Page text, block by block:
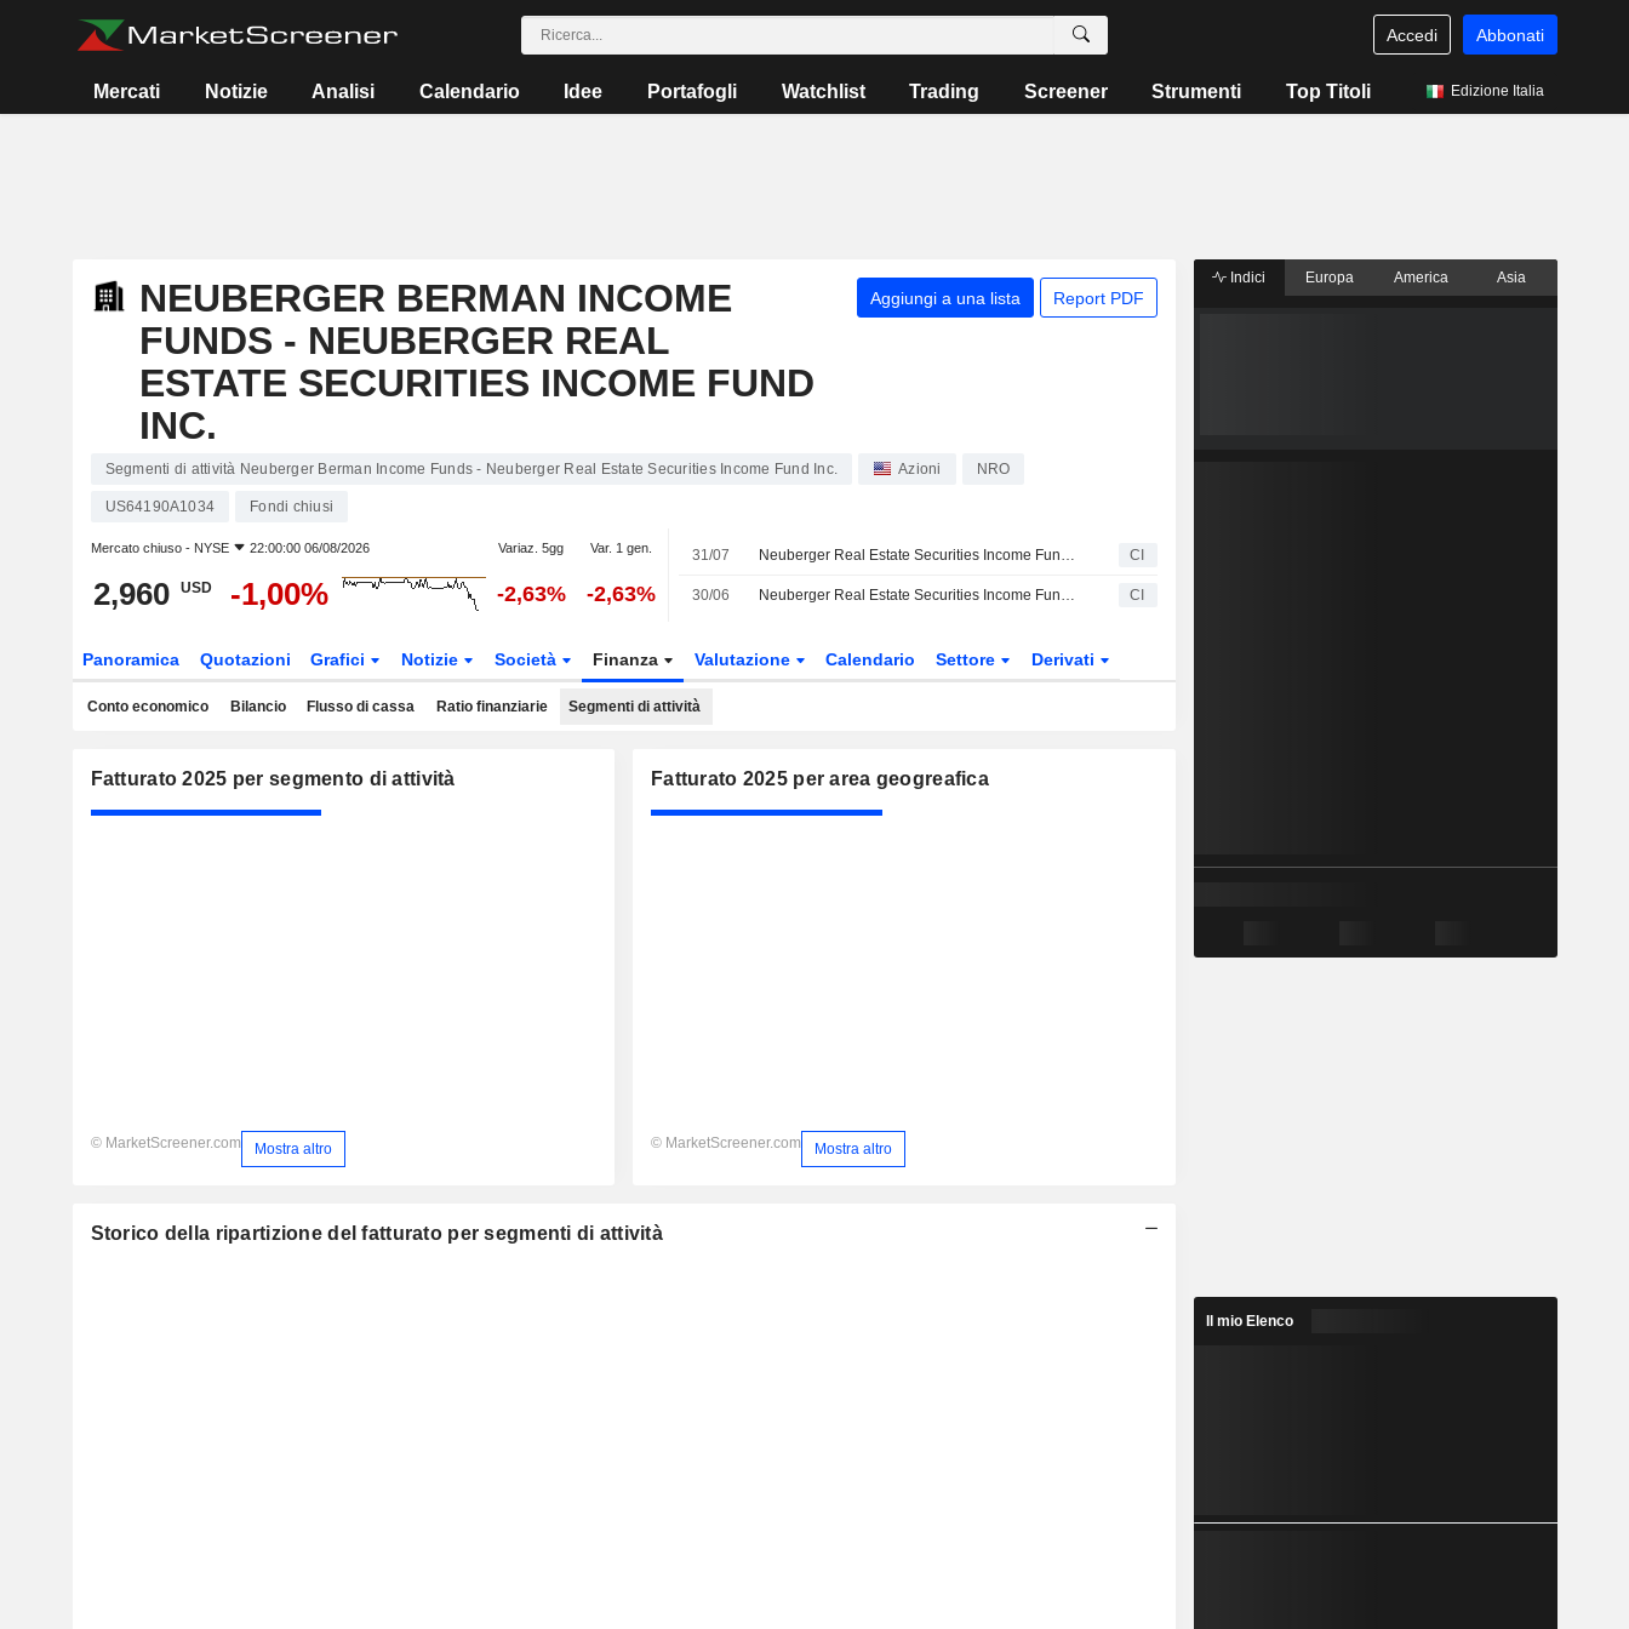
Accedi Abbonati
Mercati Notizie Analisi Calendario Idee Portafogli Watchlist Trading Screener Strumenti Top Titoli Edizione Italia
NEUBERGER BERMAN INCOME
FUNDS - NEUBERGER REAL
ESTATE SECURITIES INCOME FUND
INC.
Aggiungi a una lista Report PDF
Segmenti di attività Neuberger Berman Income Funds - Neuberger Real Estate Securities Income Fund Inc. Azioni NRO
US64190A1034 Fondi chiusi
Mercato chiuso - NYSE 22:00:00 06/08/2026 Variaz. 5gg Var. 1 gen.
2,960 USD -1,00% -2,63% -2,63%
31/07 Neuberger Real Estate Securities Income Fund annuncia la distribuzione mensile, in pagamento il 31 agosto 2026 CI
30/06 Neuberger Real Estate Securities Income Fund annuncia il dividendo mensile, in pagamento il 31 luglio 2026 CI
Panoramica Quotazioni Grafici Notizie Società Finanza Valutazione Calendario Settore Derivati
Conto economico Bilancio Flusso di cassa Ratio finanziarie Segmenti di attività
Fatturato 2025 per segmento di attività
© MarketScreener.com Mostra altro
Fatturato 2025 per area geogreafica
© MarketScreener.com Mostra altro
Storico della ripartizione del fatturato per segmenti di attività
Indici Europa America Asia
Il mio Elenco